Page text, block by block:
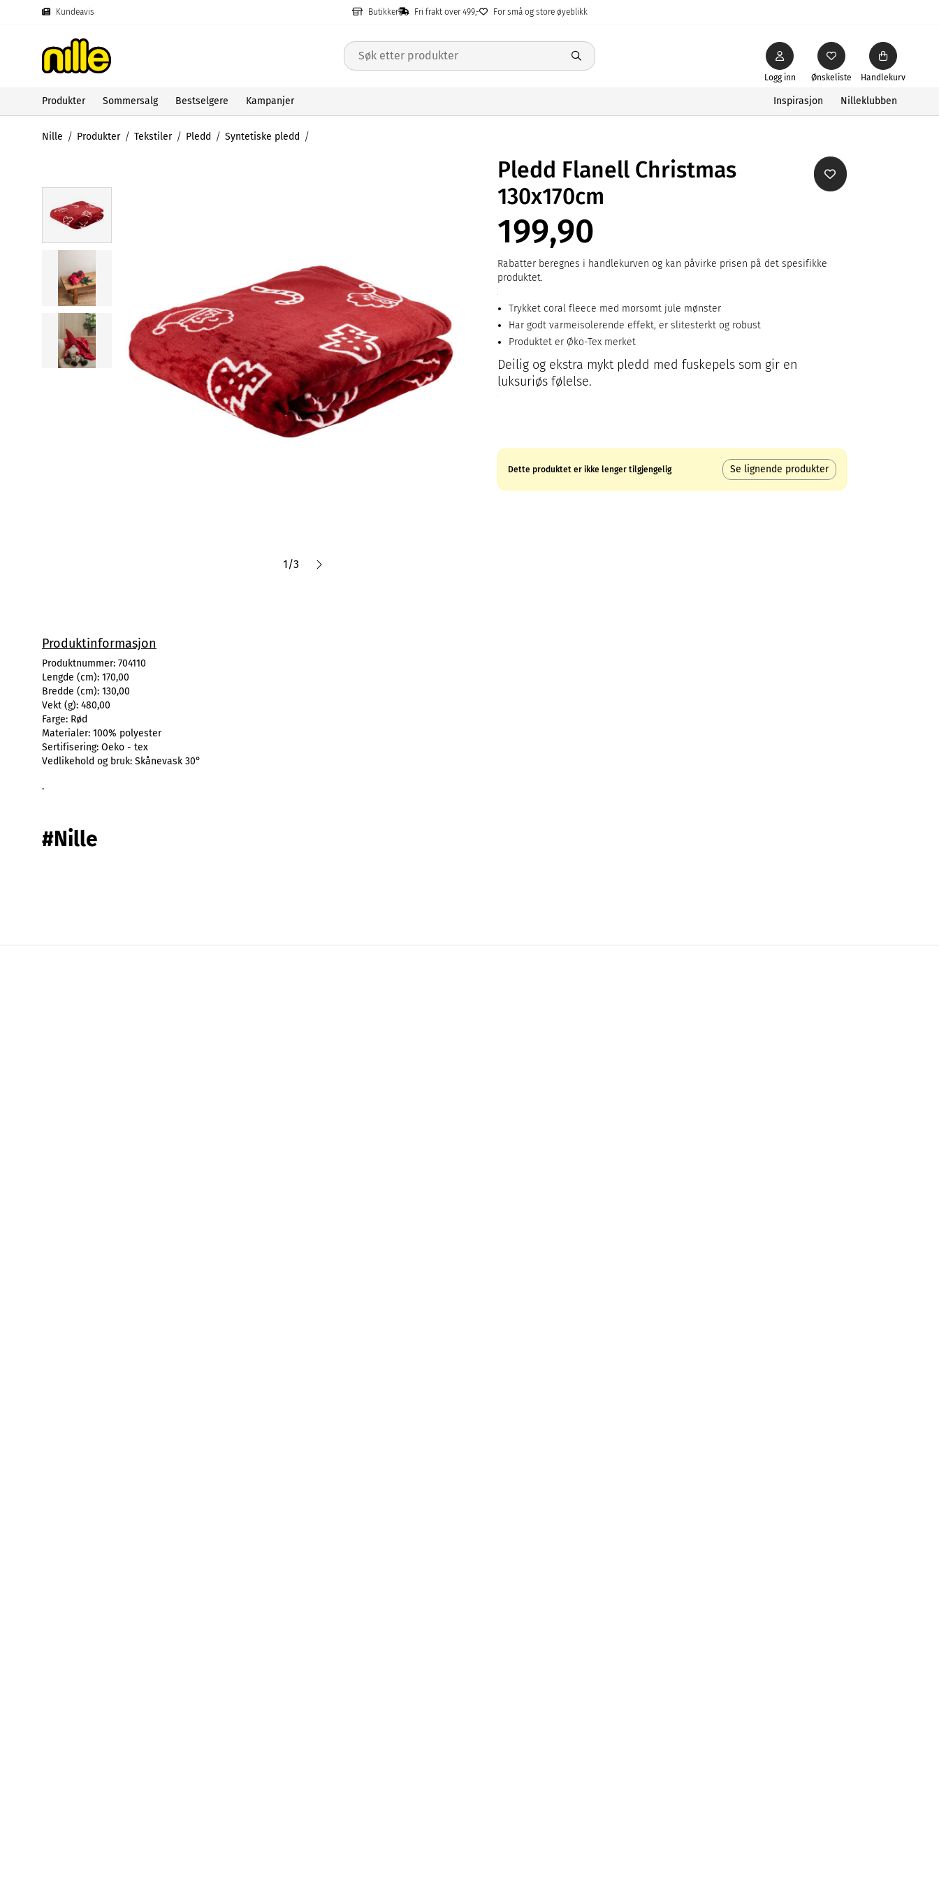
Kundeavis Butikker Fri frakt over 499,- For små og store øyeblikk
Ønskeliste
Logg inn Handlekurv
Produkter Sommersalg Bestselgere Kampanjer Inspirasjon Nilleklubben
Nille Produkter Tekstiler Pledd Syntetiske pledd
1/3
Pledd Flanell Christmas
130x170cm
199,90
Rabatter beregnes i handlekurven og kan påvirke prisen på det spesifikke
produktet.
Trykket coral fleece med morsomt jule mønster
Har godt varmeisolerende effekt, er slitesterkt og robust
Produktet er Øko-Tex merket
Deilig og ekstra mykt pledd med fuskepels som gir en
luksuriøs følelse.
Dette produktet er ikke lenger tilgjengelig Se lignende produkter
Produktinformasjon
Produktnummer: 704110
Lengde (cm): 170,00
Bredde (cm): 130,00
Vekt (g): 480,00
Farge: Rød
Materialer: 100% polyester
Sertifisering: Oeko - tex
Vedlikehold og bruk: Skånevask 30°
.
#Nille